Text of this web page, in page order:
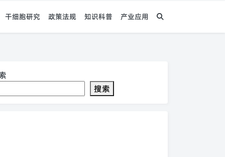
干细胞研究 政策法规 知识科普 产业应用
搜索